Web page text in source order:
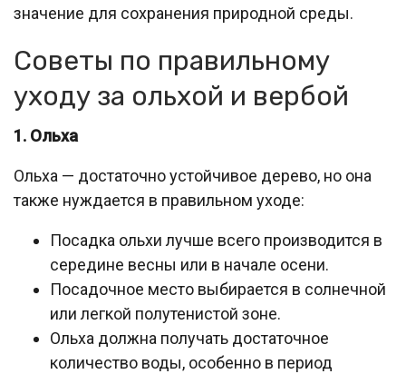
значение для сохранения природной среды.
Советы по правильному
уходу за ольхой и вербой
1. Ольха
Ольха — достаточно устойчивое дерево, но она
также нуждается в правильном уходе:
Посадка ольхи лучше всего производится в
середине весны или в начале осени.
Посадочное место выбирается в солнечной
или легкой полутенистой зоне.
Ольха должна получать достаточное
количество воды, особенно в период